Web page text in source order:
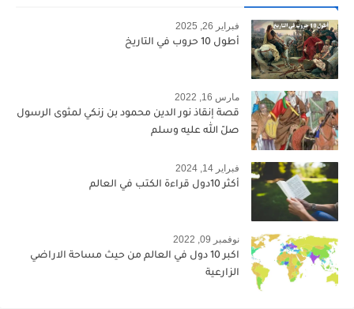
فبراير 26, 2025
أطول 10 حروب في التاريخ
مارس 16, 2022
قصة إنقاذ نور الدين محمود بن زنكي لمثوى الرسول
صلّ الله عليه وسلم
فبراير 14, 2024
أكثر 10دول قراءة الكتب في العالم
نوفمبر 09, 2022
اكبر 10 دول في العالم من حيث مساحة الاراضي
الزارعية